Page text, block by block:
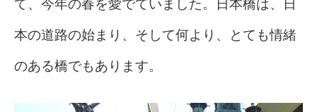
て、今年の春を愛でていました。 日本橋は、日
本の道路の始まり、そして何より、とても情緒
のある橋でもあります。